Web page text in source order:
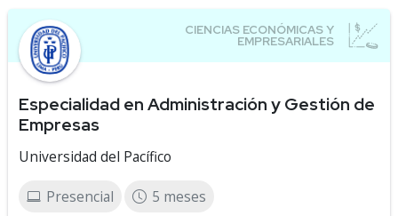
Especialidad en Administración y Gestión de
Empresas
Universidad del Pacífico
Presencial 5 meses